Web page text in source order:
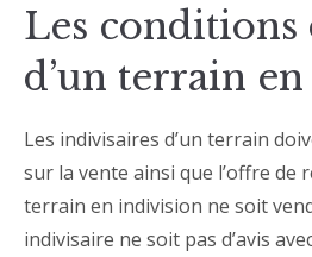
Les conditions
d’un terrain
Les indivisaires d’un terrain
sur la vente ainsi que l’offre de
terrain en indivision ne soit
indivisaire ne soit pas d’avis